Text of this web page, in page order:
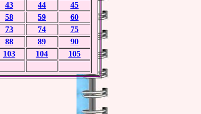
43 44
45
58 59
60
73 74
75
88 89
90
103 104
105